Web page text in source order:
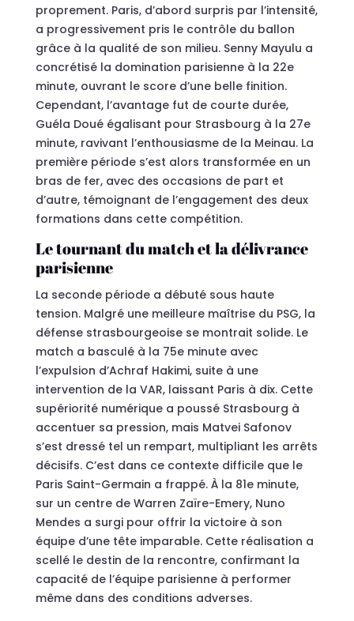
proprement. Paris, d’abord surpris par l’intensité,
a progressivement pris le contrôle du ballon
grâce à la qualité de son milieu. Senny Mayulu a
concrétisé la domination parisienne à la 22e
minute, ouvrant le score d’une belle finition.
Cependant, l’avantage fut de courte durée,
Guéla Doué égalisant pour Strasbourg à la 27e
minute, ravivant l’enthousiasme de la Meinau. La
première période s’est alors transformée en un
bras de fer, avec des occasions de part et
d’autre, témoignant de l’engagement des deux
formations dans cette compétition.
Le tournant du match et la délivrance
parisienne
La seconde période a débuté sous haute
tension. Malgré une meilleure maîtrise du PSG, la
défense strasbourgeoise se montrait solide. Le
match a basculé à la 75e minute avec
l’expulsion d’Achraf Hakimi, suite à une
intervention de la VAR, laissant Paris à dix. Cette
supériorité numérique a poussé Strasbourg à
accentuer sa pression, mais Matvei Safonov
s’est dressé tel un rempart, multipliant les arrêts
décisifs. C’est dans ce contexte difficile que le
Paris Saint-Germain a frappé. À la 81e minute,
sur un centre de Warren Zaïre-Emery, Nuno
Mendes a surgi pour offrir la victoire à son
équipe d’une tête imparable. Cette réalisation a
scellé le destin de la rencontre, confirmant la
capacité de l’équipe parisienne à performer
même dans des conditions adverses.